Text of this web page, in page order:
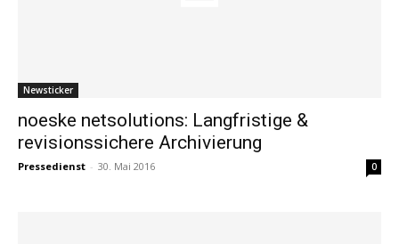
Newsticker
noeske netsolutions: Langfristige &
revisionssichere Archivierung
Pressedienst - 30. Mai 2016 0